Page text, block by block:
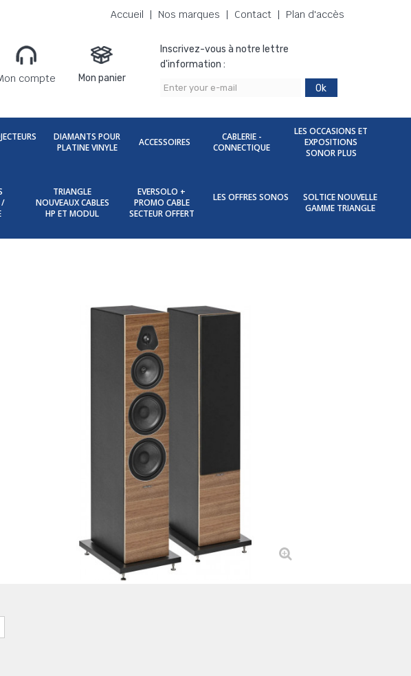
Accueil Nos marques Contact Plan d'accès
compte
Mon panier
Inscrivez-vous à notre lettre
d'information :
Ok
DIAMANTS POUR
PLATINE VINYLE
ACCESSOIRES
CABLERIE -
CONNECTIQUE
LES OCCASIONS ET
EXPOSITIONS
SONOR PLUS
/
TRIANGLE
NOUVEAUX CABLES
HP ET MODUL
EVERSOLO +
PROMO CABLE
SECTEUR OFFERT
LES OFFRES SONOS
SOLTICE NOUVELLE
GAMME TRIANGLE